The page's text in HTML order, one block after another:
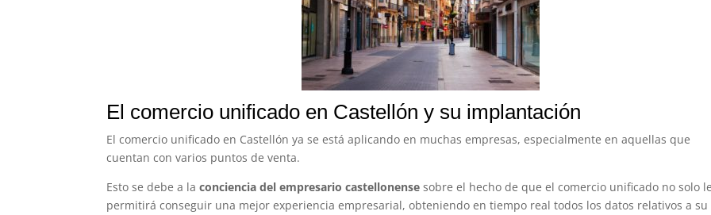
El comercio unificado en Castellón y su implantación
El comercio unificado en Castellón ya se está aplicando en muchas empresas, especialmente en aquellas que
cuentan con varios puntos de venta.
Esto se debe a laconciencia del empresario castellonense sobre el hecho de que el comercio unificado no solo le
permitirá conseguir una mejor experiencia empresarial, obteniendo en tiempo real todos los datos relativos a su